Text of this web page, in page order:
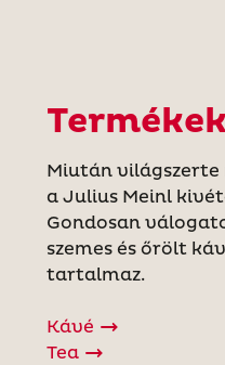
Miután világszerte
a Julius Meinl
Gondosan
szemes és őrölt
tartalmaz.
Kávé
Tea